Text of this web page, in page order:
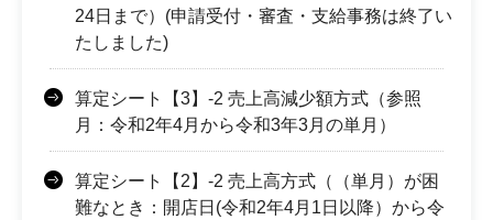
24日まで）(申請受付・審査・支給事務は終了い
たしました)
算定シート【3】-2 売上高減少額方式（参照
月：令和2年4月から令和3年3月の単月）
算定シート【2】-2 売上高方式（（単月）が困
難なとき：開店日(令和2年4月1日以降）から令